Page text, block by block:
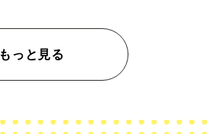
もっと見る